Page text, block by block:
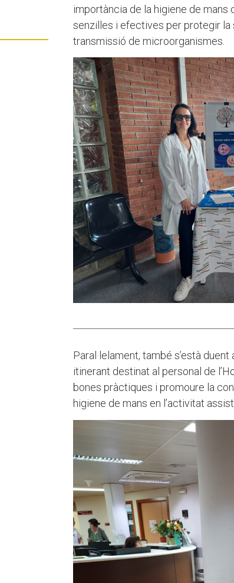
importància de la higiene de mans
senzilles i efectives per protegir la
transmissió de microorganismes.
Paral·lelament, també s’està
itinerant destinat al personal de
bones pràctiques i promoure la
higiene de mans en l’activitat